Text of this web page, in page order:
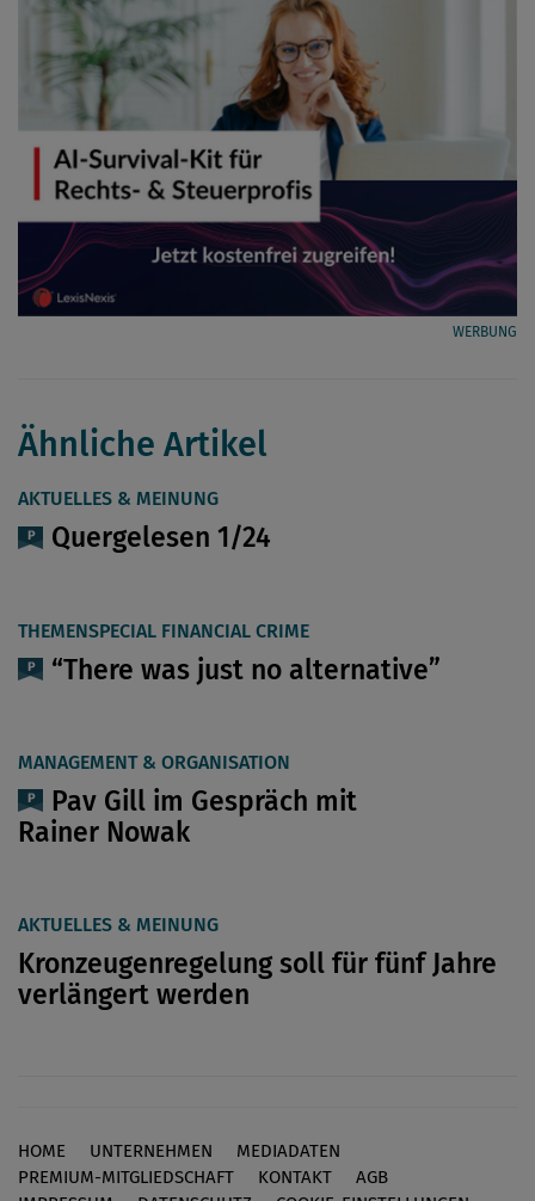
WERBUNG
Ähnliche Artikel
AKTUELLES & MEINUNG
Quergelesen 1/24
THEMENSPECIAL FINANCIAL CRIME
“There was just no alternative”
MANAGEMENT & ORGANISATION
Pav Gill im Gespräch mit
Rainer Nowak
AKTUELLES & MEINUNG
Kronzeugenregelung soll für fünf Jahre
verlängert werden
Footer
HOME UNTERNEHMEN
MEDIADATEN
PREMIUM-MITGLIEDSCHAFT
KONTAKT
AGB